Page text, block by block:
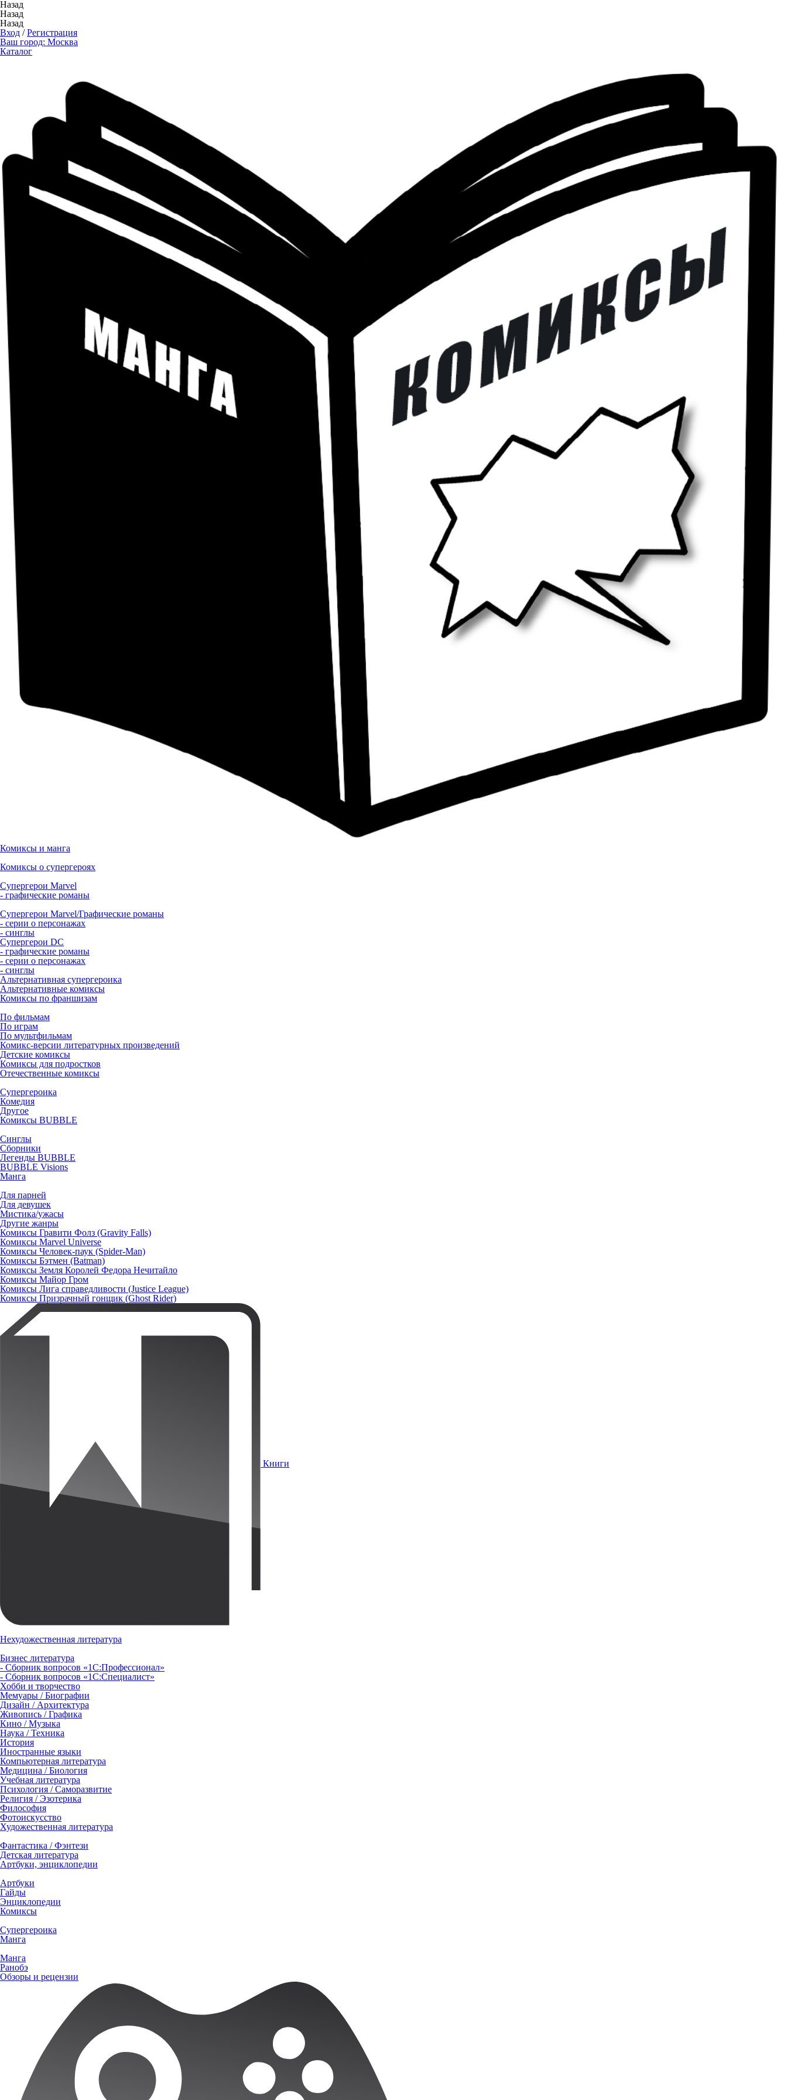
Назад
Назад
Назад
Вход /Регистрация
Ваш город: Москва
Каталог
Комиксы и манга
Комиксы о супергероях
Супергерои Marvel
- графические романы
Супергерои Marvel/Графические романы
- серии о персонажах
- синглы
Супергерои DC
- графические романы
- серии о персонажах
- синглы
Альтернативная супергероика
Альтернативные комиксы
Комиксы по франшизам
По фильмам
По играм
По мультфильмам
Комикс-версии литературных произведений
Детские комиксы
Комиксы для подростков
Отечественные комиксы
Супергероика
Комедия
Другое
Комиксы BUBBLE
Синглы
Сборники
Легенды BUBBLE
BUBBLE Visions
Манга
Для парней
Для девушек
Мистика/ужасы
Другие жанры
Комиксы Гравити Фолз (Gravity Falls)
Комиксы Marvel Universe
Комиксы Человек-паук (Spider-Man)
Комиксы Бэтмен (Batman)
Комиксы Земля Королей Федора Нечитайло
Комиксы Майор Гром
Комиксы Лига справедливости (Justice League)
Комиксы Призрачный гонщик (Ghost Rider)
Книги
Нехудожественная литература
Бизнес литература
- Сборник вопросов «1С:Профессионал»
- Сборник вопросов «1С:Специалист»
Хобби и творчество
Мемуары / Биографии
Дизайн / Архитектура
Живопись / Графика
Кино / Музыка
Наука / Техника
История
Иностранные языки
Компьютерная литература
Медицина / Биология
Учебная литература
Психология / Саморазвитие
Религия / Эзотерика
Философия
Фотоискусство
Художественная литература
Фантастика / Фэнтези
Детская литература
Артбуки, энциклопедии
Артбуки
Гайды
Энциклопедии
Комиксы
Супергероика
Манга
Манга
Ранобэ
Обзоры и рецензии